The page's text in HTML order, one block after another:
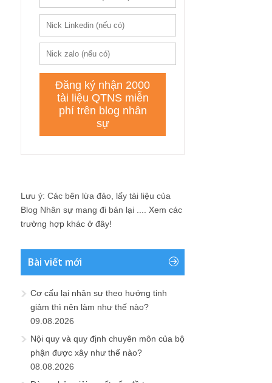
Lưu ý: Các bên lừa đảo, lấy tài liệu của
Blog Nhân sự mang đi bán lại .... Xem các
trường hợp khác ở đây!
Bài viết mới
Cơ cấu lại nhân sự theo hướng tinh
giảm thì nên làm như thế nào?
09.08.2026
Nội quy và quy định chuyên môn của bộ
phận được xây như thế nào?
08.08.2026